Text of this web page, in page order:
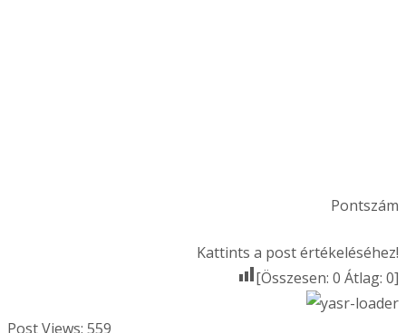
Pontszám
Kattints a post értékeléséhez!
[Összesen: 0 Átlag: 0]
Post Views: 559